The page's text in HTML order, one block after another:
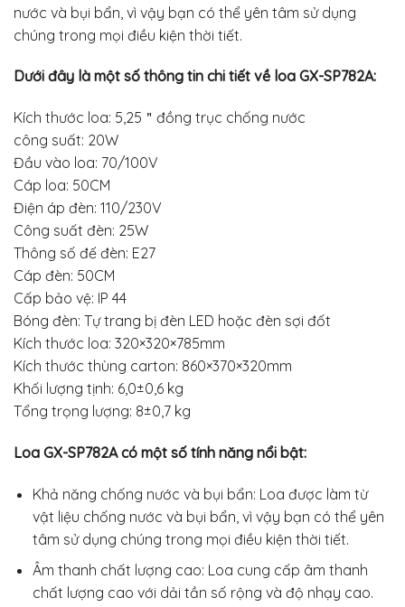
nước và bụi bẩn, vì vậy bạn có thể yên tâm sử dụng
chúng trong mọi điều kiện thời tiết.
Dưới đây là một số thông tin chi tiết về loa GX-SP782A:
Kích thước loa: 5,25＂đồng trục chống nước
công suất: 20W
Đầu vào loa: 70/100V
Cáp loa: 50CM
Điện áp đèn: 110/230V
Công suất đèn: 25W
Thông số đế đèn: E27
Cáp đèn: 50CM
Cấp bảo vệ: IP 44
Bóng đèn: Tự trang bị đèn LED hoặc đèn sợi đốt
Kích thước loa: 320×320×785mm
Kích thước thùng carton: 860×370×320mm
Khối lượng tịnh: 6,0±0,6 kg
Tổng trọng lượng: 8±0,7 kg
Loa GX-SP782A có một số tính năng nổi bật:
Khả năng chống nước và bụi bẩn: Loa được làm từ
vật liệu chống nước và bụi bẩn, vì vậy bạn có thể yên
tâm sử dụng chúng trong mọi điều kiện thời tiết.
Âm thanh chất lượng cao: Loa cung cấp âm thanh
chất lượng cao với dải tần số rộng và độ nhạy cao.